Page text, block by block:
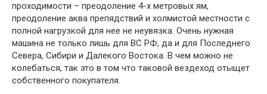
проходимости – преодоление 4-х метровых ям,
преодоление аква препядствий и холмистой местности с
полной нагрузкой для нее не неувязка. Очень нужная
машина не только лишь для ВС РФ, да и для Последнего
Севера, Сибири и Далекого Востока. В чем можно не
колебаться, так это в том что таковой вездеход отыщет
собственного покупателя.